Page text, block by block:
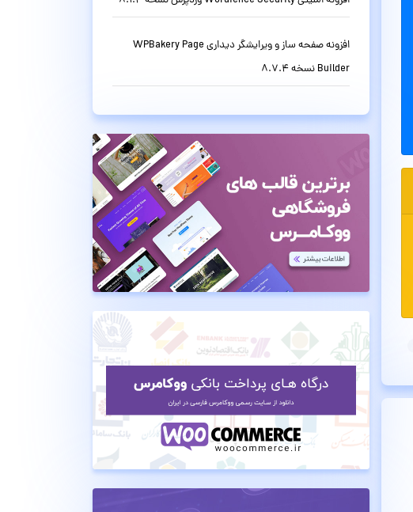
افزونه صفحه ساز و ویرایشگر دیداری WPBakery Page
Builder نسخه 8.7.4